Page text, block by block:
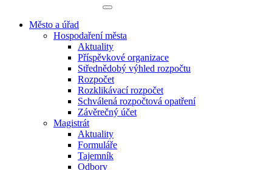
Město a úřad
Hospodaření města
Aktuality
Příspěvkové organizace
Střednědobý výhled rozpočtu
Rozpočet
Rozklikávací rozpočet
Schválená rozpočtová opatření
Závěrečný účet
Magistrát
Aktuality
Formuláře
Tajemník
Odbory